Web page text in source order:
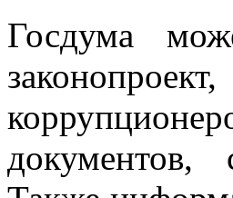
Госдума
документов,